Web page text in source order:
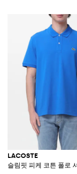
LACOSTE
슬림핏 피케 코튼 폴로